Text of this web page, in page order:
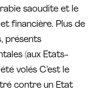
saoudite et le
financière. Plus de
présents
(aux Etats-
volés C’est le
contre un Etat